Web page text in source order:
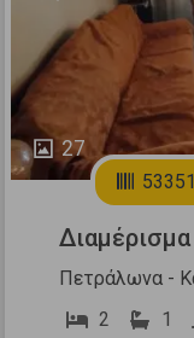
27
Πετράλωνα -
2
1